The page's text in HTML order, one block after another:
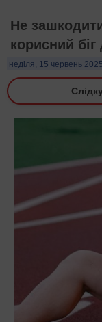
Не
корисний
неділя, 15 червень